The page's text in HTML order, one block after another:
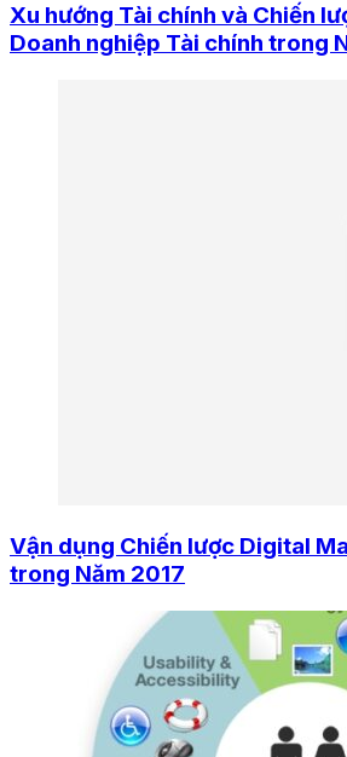
Xu hướng Tài chính và Chiến
Doanh nghiệp Tài chính trong
Vận dụng Chiến lược Digital
trong Năm 2017